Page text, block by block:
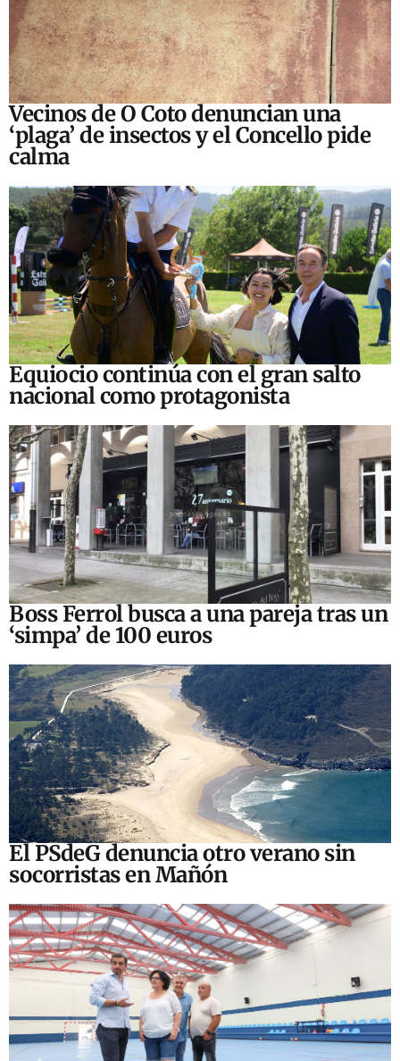
Vecinos de O Coto denuncian una
‘plaga’ de insectos y el Concello pide
calma
Equiocio continúa con el gran salto
nacional como protagonista
Boss Ferrol busca a una pareja tras un
‘simpa’ de 100 euros
El PSdeG denuncia otro verano sin
socorristas en Mañón